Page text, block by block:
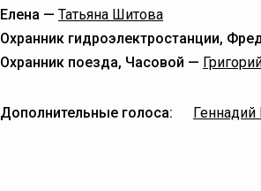
Елена — Татьяна Шитова
Охранник гидроэлектростанции,
Охранник поезда, Часовой —
Дополнительные голоса: